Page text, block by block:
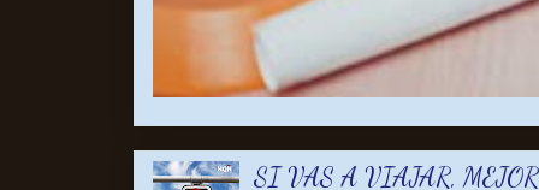
SI VAS A VIAJAR,